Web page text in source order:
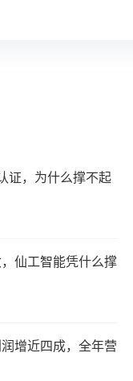
证，为什么撑不起
仙工智能凭什么撑
增近四成，全年营